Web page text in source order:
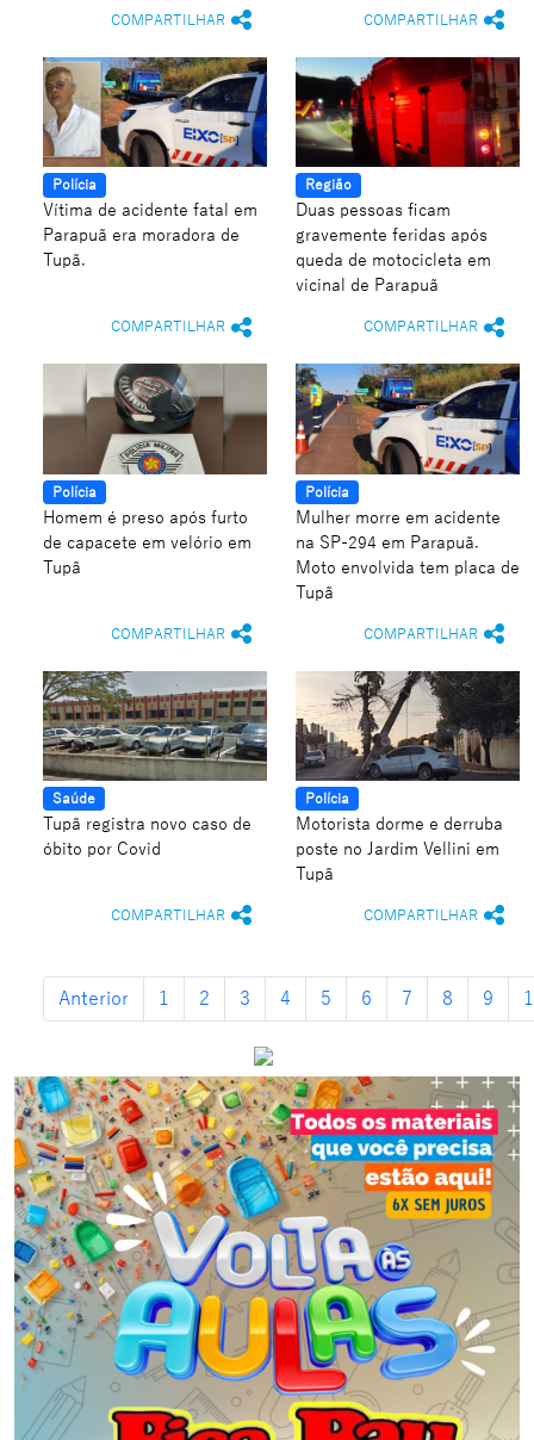
COMPARTILHAR COMPARTILHAR
Polícia
Vítima de acidente fatal em
Parapuã era moradora de
Tupã.
COMPARTILHAR
Região
Duas pessoas ficam
gravemente feridas após
queda de motocicleta em
vicinal de Parapuã
COMPARTILHAR
Polícia
Homem é preso após furto
de capacete em velório em
Tupã
COMPARTILHAR
Polícia
Mulher morre em acidente
na SP-294 em Parapuã.
Moto envolvida tem placa de
Tupã
COMPARTILHAR
Saúde
Tupã registra novo caso de
óbito por Covid
COMPARTILHAR
Polícia
Motorista dorme e derruba
poste no Jardim Vellini em
Tupã
COMPARTILHAR
Anterior 1 2 3 4 5 6 7 8 9